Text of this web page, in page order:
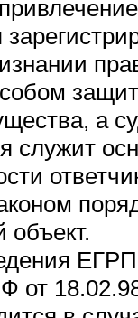
а
служит
объект.
от